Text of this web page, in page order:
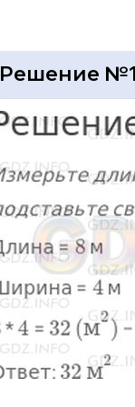
Решение